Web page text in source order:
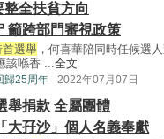
全扶貧方向
籲跨部門審視政策
首選舉 ，何喜華陪同時任候選
該喺香 ...全文
歸25周年 2022年07月07日
舉捐款 全屬團體
大孖沙」個人名義奉獻